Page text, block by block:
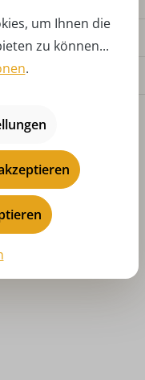
um Ihnen die
zu können...
.